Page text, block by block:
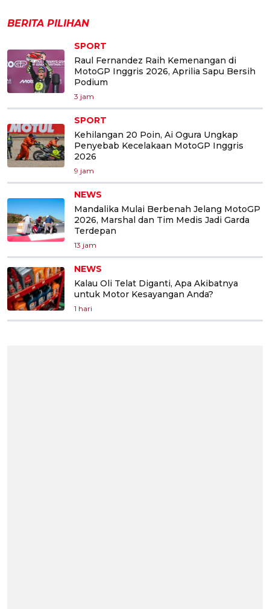
BERITA PILIHAN
SPORT
Raul Fernandez Raih Kemenangan di
MotoGP Inggris 2026, Aprilia Sapu Bersih
Podium
3 jam
SPORT
Kehilangan 20 Poin, Ai Ogura Ungkap
Penyebab Kecelakaan MotoGP Inggris
2026
9 jam
NEWS
Mandalika Mulai Berbenah Jelang MotoGP
2026, Marshal dan Tim Medis Jadi Garda
Terdepan
13 jam
NEWS
Kalau Oli Telat Diganti, Apa Akibatnya
untuk Motor Kesayangan Anda?
1 hari